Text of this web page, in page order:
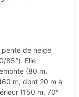
pente de neige
85°). Elle
(80 m,
m, dont 20 m à
(150 m, 70°